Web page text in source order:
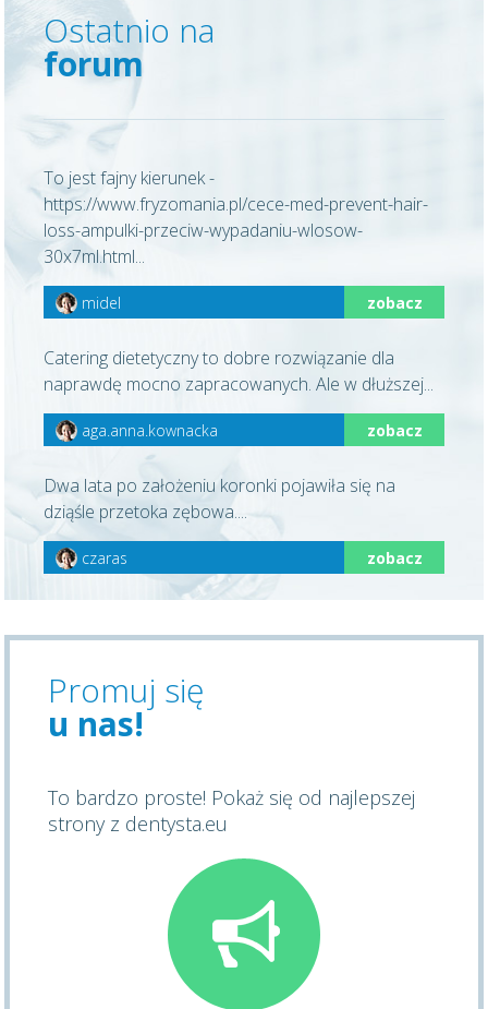
Ostatnio na
forum
To jest fajny kierunek -
https://www.fryzomania.pl/cece-med-prevent-hair-
loss-ampulki-przeciw-wypadaniu-wlosow-
30x7ml.html...
midel zobacz
Catering dietetyczny to dobre rozwiązanie dla
naprawdę mocno zapracowanych. Ale w dłuższej...
aga.anna.kownacka zobacz
Dwa lata po założeniu koronki pojawiła się na
dziąśle przetoka zębowa....
czaras zobacz
Promuj się
u nas!
To bardzo proste! Pokaż się od najlepszej
strony z dentysta.eu